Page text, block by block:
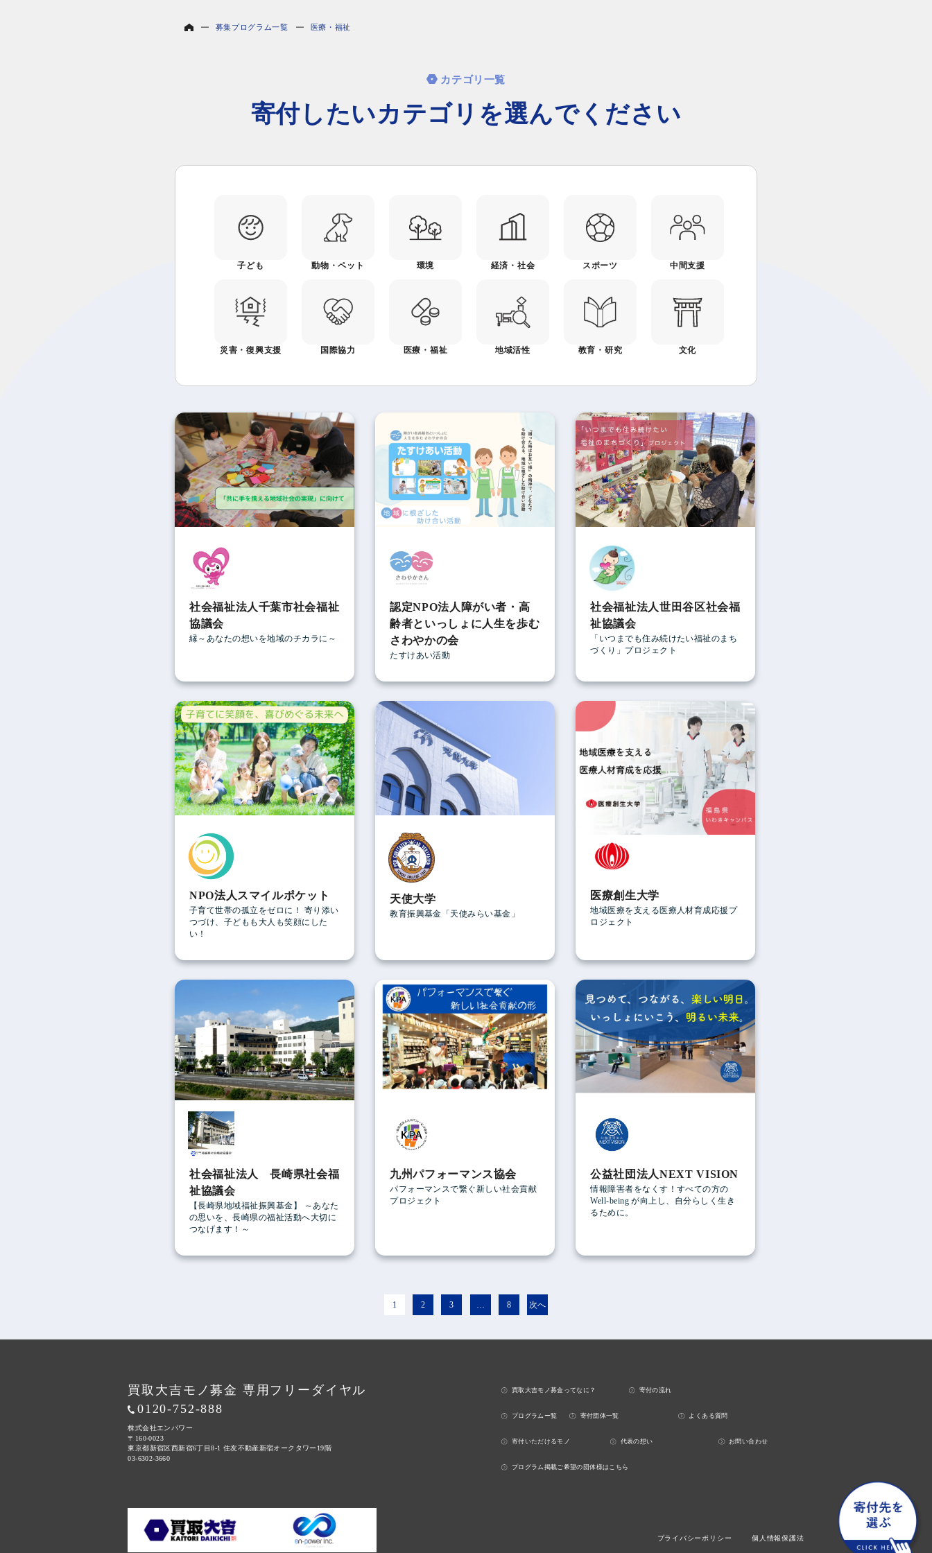
募集プログラム一覧 医療・福祉
カテゴリ一覧
寄付したいカテゴリを選んでください
子ども 動物・ペット 環境 経済・社会 スポーツ 中間支援
災害・復興支援 国際協力 医療・福祉 地域活性 教育・研究 文化
社会福祉法人千葉市社会福祉
協議会
縁～あなたの想いを地域のチカラに～
認定NPO法人障がい者・高
齢者といっしょに人生を歩む
さわやかの会
たすけあい活動
社会福祉法人世田谷区社会福
祉協議会
「いつまでも住み続けたい福祉のまち
づくり」プロジェクト
NPO法人スマイルポケット
子育て世帯の孤立をゼロに！ 寄り添い
つづけ、子どもも大人も笑顔にした
い！
天使大学
教育振興基金「天使みらい基金」
医療創生大学
地域医療を支える医療人材育成応援プ
ロジェクト
社会福祉法人 長崎県社会福
祉協議会
【長崎県地域福祉振興基金】 ～あなた
の思いを、長崎県の福祉活動へ大切に
つなげます！～
九州パフォーマンス協会
パフォーマンスで繋ぐ新しい社会貢献
プロジェクト
公益社団法人NEXT VISION
情報障害者をなくす！すべての方の
Well-being が向上し、自分らしく生き
るために。
の
ジ
送
り
1 2 3 … 8 次へ
買取大吉モノ募金 専用フリーダイヤル
0120-752-888
株式会社エンパワー
〒160-0023
東京都新宿区西新宿6丁目8-1 住友不動産新宿オークタワー19階
03-6302-3660
買取大吉モノ募金ってなに？ 寄付の流れ
プログラムー覧 寄付団体一覧 よくある質問
寄付いただけるモノ 代表の想い お問い合わせ
プログラム掲載ご希望の団体様はこちら
プライバシーポリシー 個人情報保護法